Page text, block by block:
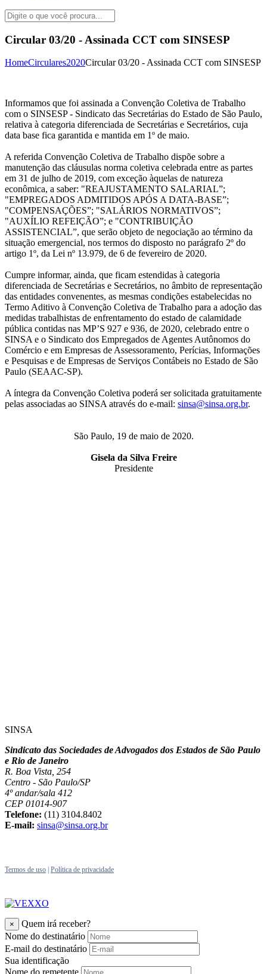
Circular 03/20 - Assinada CCT com SINSESP
HomeCirculares2020Circular 03/20 - Assinada CCT com SINSESP
Informamos que foi assinada a Convenção Coletiva de Trabalho
com o SINSESP - Sindicato das Secretárias do Estado de São Paulo,
relativa à categoria diferenciada de Secretárias e Secretários, cuja
data base fica garantida e mantida em 1º de maio.
A referida Convenção Coletiva de Trabalho dispõe sobre a
manutenção das cláusulas norma coletiva celebrada entre as partes
em 31 de julho de 2019, com exceção àquelas de natureza
econômica, a saber: "REAJUSTAMENTO SALARIAL”;
"EMPREGADOS ADMITIDOS APÓS A DATA-BASE”;
"COMPENSAÇÕES”; "SALÁRIOS NORMATIVOS”;
"AUXÍLIO REFEIÇÃO”; e "CONTRIBUIÇÃO
ASSISTENCIAL”, que serão objeto de negociação ao término da
situação emergencial, nos termos do disposto no parágrafo 2º do
artigo 1º, da Lei nº 13.979, de 6 de fevereiro de 2020.
Cumpre informar, ainda, que ficam estendidas à categoria
diferenciada de Secretárias e Secretários, no âmbito de representação
das entidades convenentes, as mesmas condições estabelecidas no
Termo Aditivo à Convenção Coletiva de Trabalho para a adoção das
medidas trabalhistas de enfrentamento do estado de calamidade
pública contidas nas MP’S 927 e 936, de 2020, celebrado entre o
SINSA e o Sindicato dos Empregados de Agentes Autônomos do
Comércio e em Empresas de Assessoramento, Perícias, Informações
e Pesquisas e de Empresas de Serviços Contábeis no Estado de São
Paulo (SEAAC-SP).
A íntegra da Convenção Coletiva poderá ser solicitada gratuitamente
pelas associadas ao SINSA através do e-mail: sinsa@sinsa.org.br.
São Paulo, 19 de maio de 2020.
Gisela da Silva Freire
Presidente
SINSA
Sindicato das Sociedades de Advogados dos Estados de São Paulo
e Rio de Janeiro
R. Boa Vista, 254
Centro - São Paulo/SP
4º andar/sala 412
CEP 01014-907
Telefone: (11) 3104.8402
E-mail: sinsa@sinsa.org.br
Termos de uso Política de privacidade
×
Quem irá receber?
Nome do destinatário
E-mail do destinatário
Sua identificação